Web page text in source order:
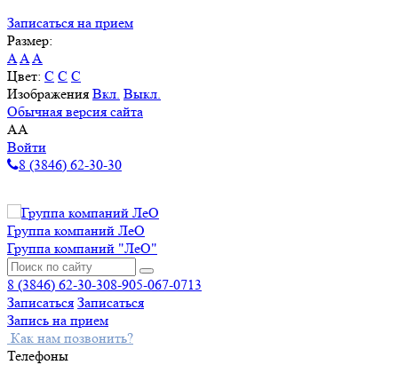
Записаться на прием
Размер:
AAA
Цвет: C C C
Изображения Вкл. Выкл.
Обычная версия сайта
AA
Войти
8 (3846) 62-30-30
Группа компаний ЛеО
Группа компаний "ЛеО"
8 (3846) 62-30-308-905-067-0713
Записаться Записаться
Запись на прием
Как нам позвонить?
Телефоны